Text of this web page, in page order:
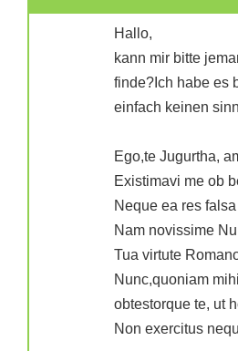
Hallo,
kann mir bitte
finde?Ich habe es
einfach keinen
Ego,te Jugurtha,
Existimavi me ob
Neque ea res falsa
Nam novissime
Tua virtute
Nunc,quoniam
obtestorque te, ut
Non exercitus